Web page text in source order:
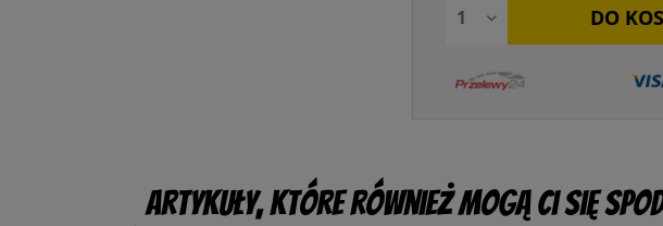
DO
Artykuły, które również mogą Ci się